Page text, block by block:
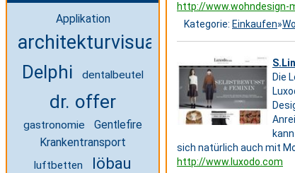
Applikation
architekturvisualisierung
Delphi dentalbeutel
dr. offer
gastronomie Gentlefire
Krankentransport
luftbetten löbau
http://www.wohndesign-
Kategorie: Einkaufen»
Die
sich natürlich auch mit
http://www.luxodo.com